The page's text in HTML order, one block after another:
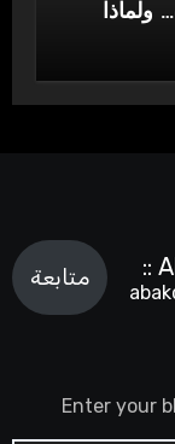
ولماذا
متابعة
Enter your